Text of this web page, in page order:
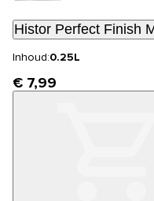
Histor Perfect Finish
Inhoud:0.25L
€ 7,99